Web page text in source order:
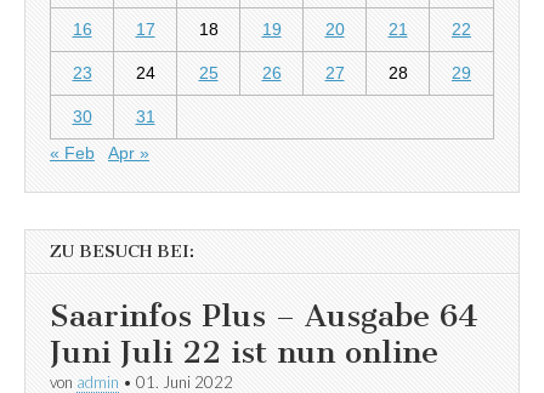
16 17 18 19 20 21 22
23 24 25 26 27 28 29
30
31
« Feb
Apr »
ZU BESUCH BEI:
Saarinfos Plus – Ausgabe 64
Juni Juli 22 ist nun online
von admin • 01. Juni 2022